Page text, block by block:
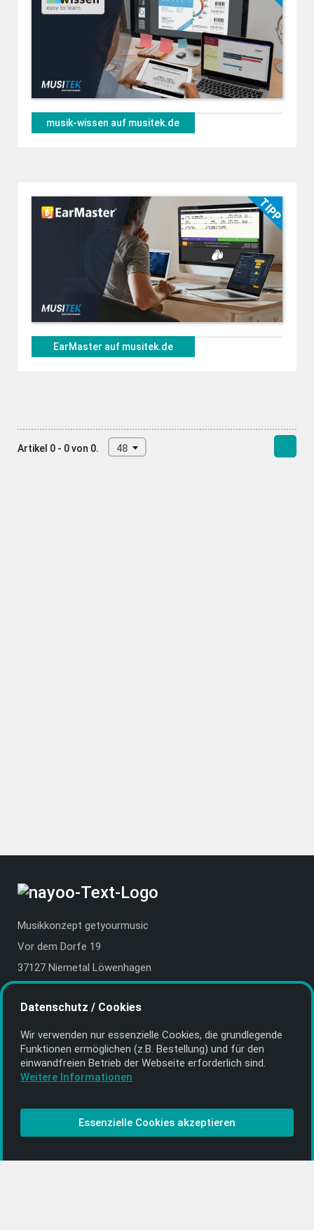
musik-wissen auf musitek.de
EarMaster auf musitek.de
Artikel 0 - 0 von 0. 48
Musikkonzept getyourmusic
Vor dem Dorfe 19
37127 Niemetal Löwenhagen
E-Mail:info@getyourmusic.de
Alle Informationen
Kontakt
CD-Anbieter werden
CD-Anbieter-Login
Datenschutz / Cookies
Wir verwenden nur essenzielle Cookies, die grund­legende
Funktionen ermöglichen (z.B. Bestellung) und für den
einwand­freien Betrieb der Webseite erforderlich sind.
Weitere Informationen
Essenzielle Cookies akzeptieren